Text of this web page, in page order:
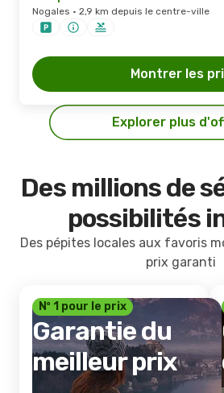
Nogales · 2,9 km depuis le centre-ville
Montrer les
Explorer plus
Des millions de
possibilités
Des pépites locales aux favoris
prix garanti
Nº 1 pour le prix
Garantie du
meilleur prix